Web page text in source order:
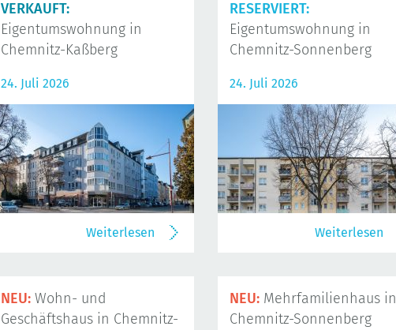
VERKAUFT:
Eigentumswohnung in
Chemnitz-Kaßberg
24. Juli 2026
Weiterlesen
RESERVIERT:
Eigentumswohnung in
Chemnitz-Sonnenberg
24. Juli 2026
Weiterlesen
NEU: Wohn- und
Geschäftshaus in Chemnitz-
NEU: Mehrfamilienhaus in
Chemnitz-Sonnenberg